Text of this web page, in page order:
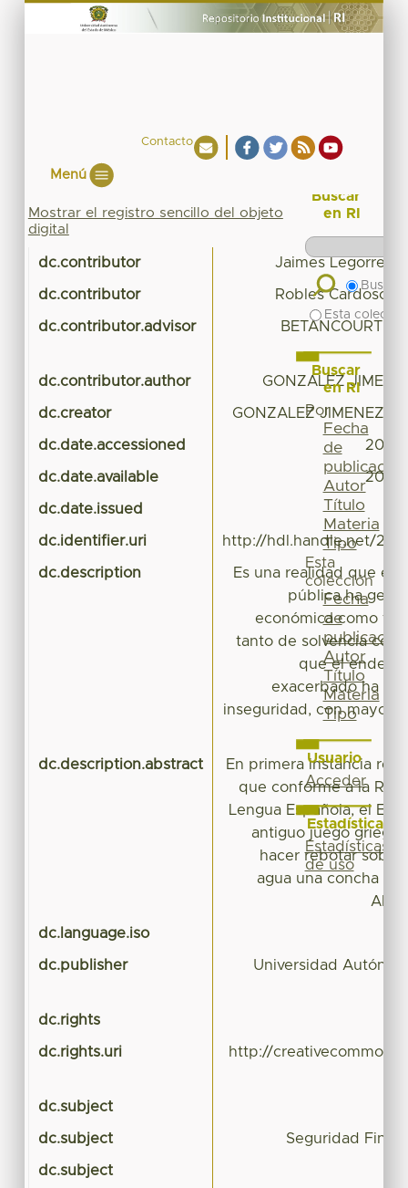
Contacto
Menú
Mostrar el registro sencillo del objeto
digital
dc.contributor Jaimes Legorreta
dc.contributor Robles Cardoso
dc.contributor.advisor BETANCOURT
dc.contributor.author GONZALEZ
dc.creator GONZALEZ JIMENEZ,
dc.date.accessioned 2018-
dc.date.available 2018-
dc.date.issued
dc.identifier.uri http://hdl.handle.net/
dc.description
Es una realidad que en
pública ha
económica como
tanto de solvencia
que el
exacerbado ha
inseguridad, con mayor
dc.description.abstract
En primera instancia
que conforme a la
Lengua Española, el
antiguo juego griego
hacer rebotar
agua una concha
dc.language.iso
dc.publisher Universidad
dc.rights
dc.rights.uri http://
dc.subject
dc.subject Seguridad
dc.subject
Buscar
en RI
Buscar
Esta
Buscar
en RI
Por
Fecha
de
publicación
Autor
Título
Materia
Tipo
Esta
colección
Fecha
de
publicación
Autor
Título
Materia
Tipo
Usuario
Acceder
Estadísticas
Estadísticas
de uso